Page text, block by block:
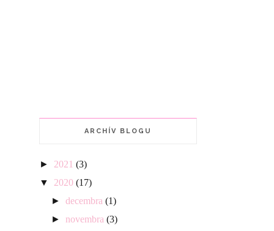
ARCHÍV BLOGU
► 2021 (3)
▼
2020 (17)
►decembra (1)
► novembra (3)